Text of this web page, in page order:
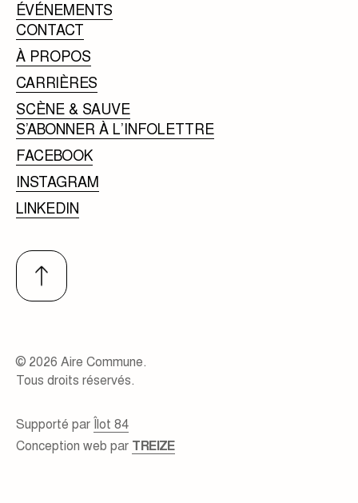
ÉVÉNEMENTS
CONTACT
À PROPOS
CARRIÈRES
SCÈNE & SAUVE
S’ABONNER À L’INFOLETTRE
FACEBOOK
INSTAGRAM
LINKEDIN
© 2026 Aire Commune.
Tous droits réservés.
Supporté par Îlot 84
Conception web par TREIZE